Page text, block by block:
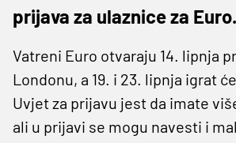
prijava za ulaznice za
Vatreni Euro otvaraju 14. lipnja
Londonu, a 19. i 23. lipnja igrat
Uvjet za prijavu jest da imate
ali u prijavi se mogu navesti i